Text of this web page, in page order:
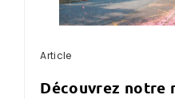
Article
découvrez notre newsletters